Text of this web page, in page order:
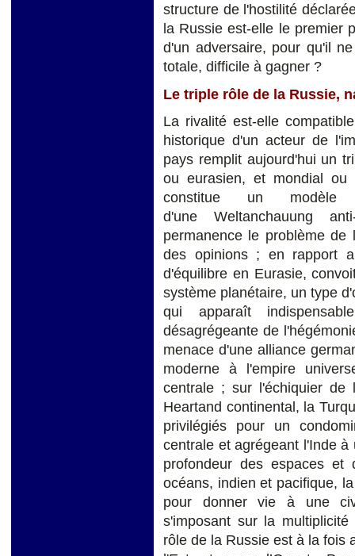
structure de l'hostilité
la Russie est-elle le premier
d'un adversaire, pour qu'il
totale, difficile à gagner ?
Le triple rôle de la Russie,
La rivalité est-elle
historique d'un acteur de
pays remplit aujourd'hui un
ou eurasien, et mondial
constitue un modèle
d'une Weltanchauung
permanence le problème
des opinions ; en rapport
d'équilibre en Eurasie,
système planétaire, un type
qui apparaît
désagrégeante de
menace d'une alliance
moderne à l'empire
centrale ; sur l'échiquier de
Heartand continental, la
privilégiés pour un
centrale et agrégeant l'Inde
profondeur des espaces
océans, indien et pacifique,
pour donner vie à une
s'imposant sur la
rôle de la Russie est à la fois